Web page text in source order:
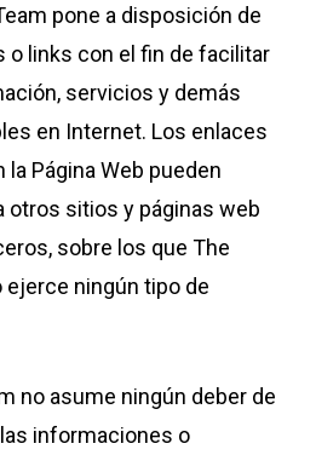
pone a disposición de
o links con el fin de facilitar
servicios y demás
en Internet. Los enlaces
Página Web pueden
otros sitios y páginas web
sobre los que The
ejerce ningún tipo de
no asume ningún deber de
informaciones o